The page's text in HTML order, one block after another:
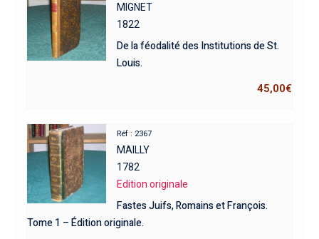
MIGNET
1822
De la féodalité des Institutions de St.
Louis.
45,00€
Réf : 2367
MAILLY
1782
Edition originale
Fastes Juifs, Romains et François.
Tome 1 – Édition originale.